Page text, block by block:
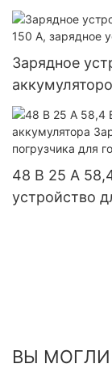
Зарядное
устройство
48 В 25 А
устройство
ВЫ